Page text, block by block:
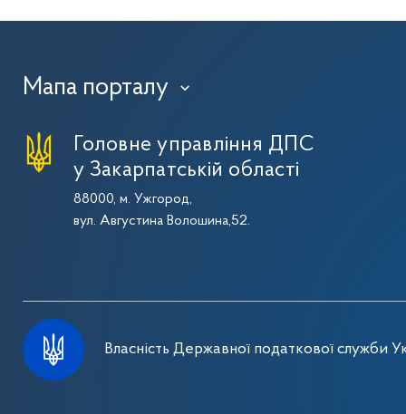
Мапа порталу ›
Головне управління ДПС
у Закарпатській області
88000, м. Ужгород,
вул. Августина Волошина,52.
Власність Державної податкової служби